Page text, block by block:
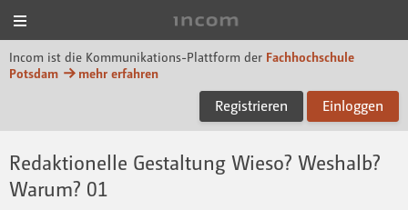
Incom ist die Kommunikations-Plattform der Fachhochschule
Potsdam
mehr erfahren
Registrieren Einloggen
Redaktionelle Gestaltung Wieso? Weshalb?
Warum? 01